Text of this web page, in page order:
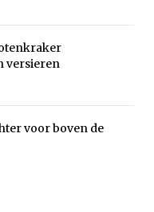
versieren
voor boven de